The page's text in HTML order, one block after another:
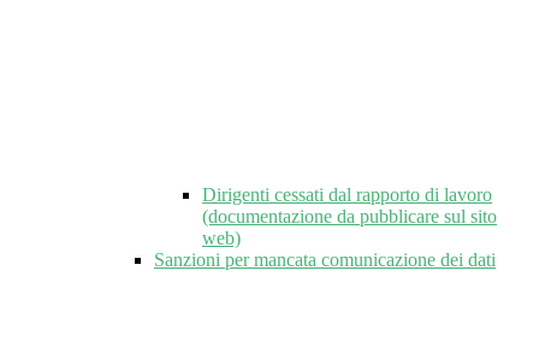
Dirigenti cessati dal rapporto di lavoro
(documentazione da pubblicare sul sito
web)
Sanzioni per mancata comunicazione dei dati